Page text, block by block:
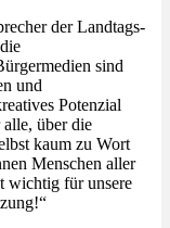
der Landtags-
sind
und
Potenzial
über die
kaum zu Wort
Menschen aller
wichtig für unsere